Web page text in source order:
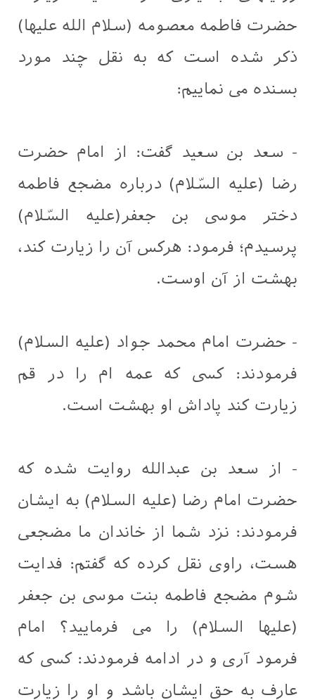
حضرت فاطمه معصومه (سلام الله علیها)
ذکر شده است که به نقل چند مورد
بسنده می نماییم:
- سعد بن سعید گفت: از امام حضرت
رضا (علیه السّلام) درباره مضجع فاطمه
دختر موسی بن جعفر(علیه السّلام)
پرسیدم؛ فرمود: هرکس آن را زیارت کند،
بهشت از آن اوست.
- حضرت امام محمد جواد (علیه السلام)
فرمودند: کسی كه عمه ام را در قم
زيارت كند پاداش او بهشت است.
- از سعد بن عبدالله روایت شده که
حضرت امام رضا (علیه السلام) به ایشان
فرمودند: نزد شما از خاندان ما مضجعی
هست، راوی نقل کرده که گفتم: فدایت
شوم مضجع فاطمه بنت موسی بن جعفر
(علیها السلام) را می فرمایید؟ امام
فرمود آری و در ادامه فرمودند: کسی که
عارف به حق ایشان باشد و او را زیارت